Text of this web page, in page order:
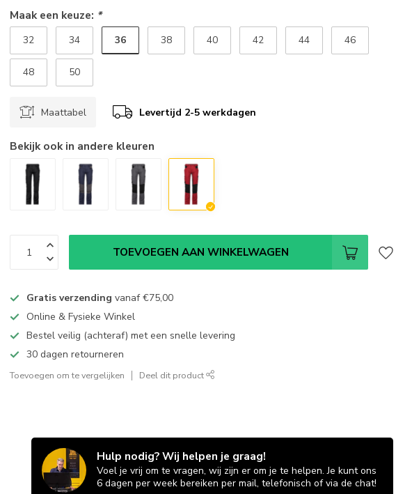
Maak een keuze: *
32 34 36 38 40 42 44 46
48 50
Maattabel Levertijd 2-5 werkdagen
Bekijk ook in andere kleuren
TOEVOEGEN AAN WINKELWAGEN
Gratis verzending vanaf€75,00
Online & Fysieke Winkel
Bestel veilig (achteraf) met een snelle levering
30 dagen retourneren
Toevoegen om te vergelijken Deel dit product
Hulp nodig? Wij helpen je graag!
Voel je vrij om te vragen, wij zijn er om je te helpen. Je kunt ons
6 dagen per week bereiken per mail, telefonisch of via de chat!